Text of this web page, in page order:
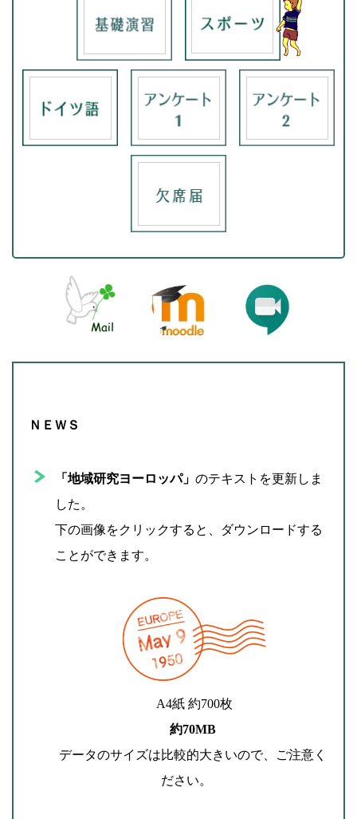
ＮＥＷＳ
「地域研究ヨーロッパ」 のテキストを更新しま
した。
下の画像をクリックすると、ダウンロードする
ことができます。
A4紙 約700枚
約70MB
データのサイズは比較的大きいので、ご注意く
ださい。